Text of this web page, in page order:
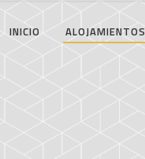
INICIO ALOJAMIENTOS